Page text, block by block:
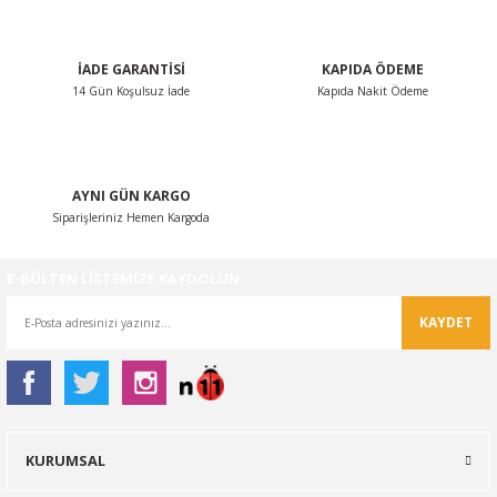
İADE GARANTİSİ
14 Gün Koşulsuz İade
KAPIDA ÖDEME
Kapıda Nakit Ödeme
AYNI GÜN KARGO
Siparişleriniz Hemen Kargoda
KAYDET
KURUMSAL